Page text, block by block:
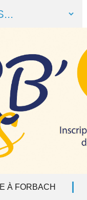
À FORBACH